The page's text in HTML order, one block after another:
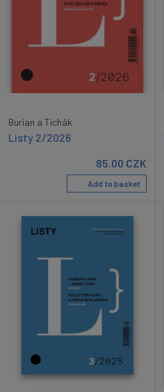
Burian a Tichák
Listy 2/2026
85.00 CZK
Add to basket